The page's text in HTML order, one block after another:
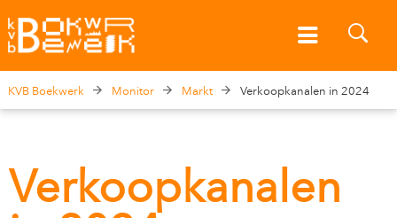
KVB Boekwerk Monitor Markt Verkoopkanalen in 2024
Verkoopkanalen